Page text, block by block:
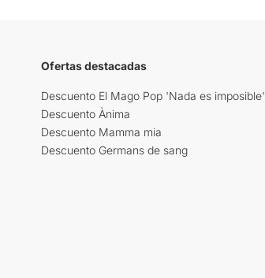
Ofertas destacadas
Descuento El Mago Pop 'Nada es imposible'
Descuento Ànima
Descuento Mamma mia
Descuento Germans de sang